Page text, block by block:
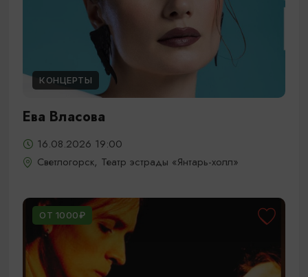
КОНЦЕРТЫ
Ева Власова
16.08.2026 19:00
Светлогорск, Театр эстрады «Янтарь-холл»
ОТ 1000₽